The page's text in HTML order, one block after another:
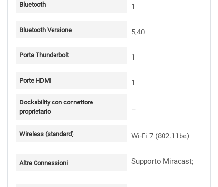
Bluetooth 1
Bluetooth Versione 5,40
Porta Thunderbolt 1
Porte HDMI 1
Dockability con connettore
proprietario
–
Wireless (standard) Wi-Fi 7 (802.11be)
Altre Connessioni Supporto Miracast ;